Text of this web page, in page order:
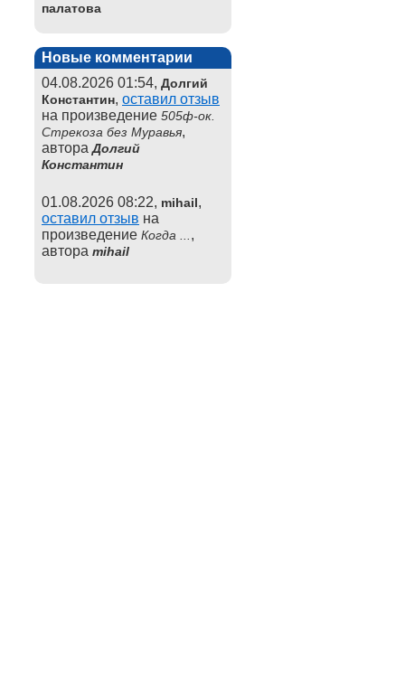
палатова
Новые комментарии
04.08.2026 01:54, Долгий
Константин, оставил отзыв
на произведение 505ф-ок.
Стрекоза без Муравья,
автораДолгий
Константин
01.08.2026 08:22, mihail,
оставил отзыв на
произведение Когда ... ,
автора mihail